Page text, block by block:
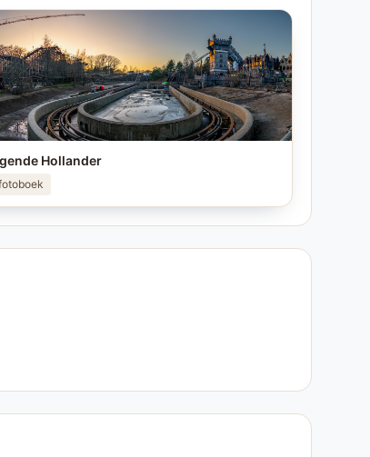
Hollander